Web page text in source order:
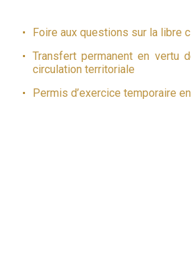
Foire aux questions sur la libre
Transfert permanent en vertu
circulation territoriale
Permis d’exercice temporaire